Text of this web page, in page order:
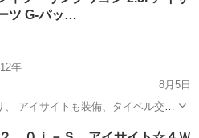
ツ G-パッ…
年
8月5日
アイサイトも装備、タイベル交換
アイサイト